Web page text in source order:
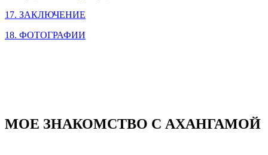
17. ЗАКЛЮЧЕНИЕ
18. ФОТОГРАФИИ
МОЕ ЗНАКОМСТВО С АХАНГАМОЙ